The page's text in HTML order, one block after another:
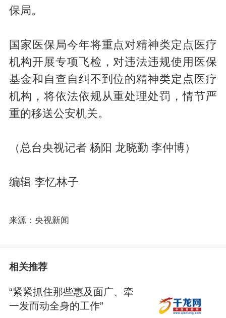
保局。
国家医保局今年将重点对精神类定点医疗
机构开展专项飞检，对违法违规使用医保
基金和自查自纠不到位的精神类定点医疗
机构，将依法依规从重处理处罚，情节严
重的移送公安机关。
（总台央视记者 杨阳 龙晓勤 李仲博）
编辑 李忆林子
来源：央视新闻
相关推荐
“紧紧抓住那些惠及面广、牵
一发而动全身的工作”